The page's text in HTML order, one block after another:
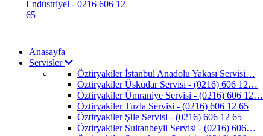
Anasayfa
Servisler
Öztiryakiler İstanbul Anadolu Yakası Servisi…
Öztiryakiler Üsküdar Servisi - (0216) 606 12…
Öztiryakiler Ümraniye Servisi - (0216) 606 12…
Öztiryakiler Tuzla Servisi - (0216) 606 12 65
Öztiryakiler Şile Servisi - (0216) 606 12 65
Öztiryakiler Sultanbeyli Servisi - (0216) 606…